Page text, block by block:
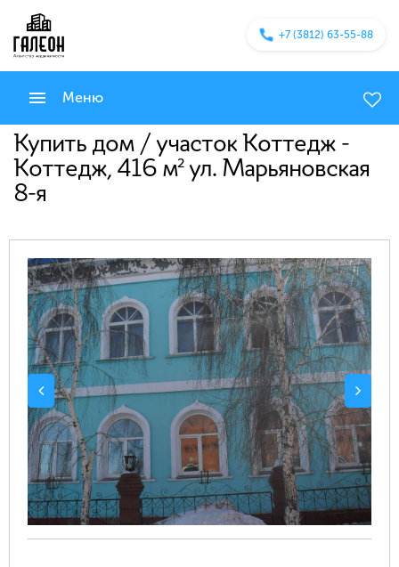
+7 (3812) 63-55-88
Меню
Купить дом / участок Коттедж -
Коттедж, 416 м² ул. Марьяновская
8-я